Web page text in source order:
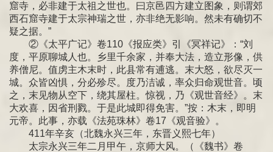
窟寺，必非建于太祖之世也。曰京邑四方建立图象，则谓郊
西石窟寺建于太宗神瑞之世，亦非绝无影响。然未有确切不
疑之据。”
②《太平广记》卷110《报应类》引《冥祥记》：“刘
度，平原聊城人也。乡里千余家，并奉大法，造立形像，供
养僧尼。值虏主木末时，此县常有逋逃。末大怒，欲尽灭一
城。众皆凶惧，分必殄尽。度乃洁诚，率众归命观世音。顷
之，末见物从空下，绕其屋柱。惊视，乃《观世音经》。末
大欢喜，因省刑戮。于是此城即得免害。”按：木末，即明
元帝。此事，亦载《法苑珠林》卷17《观音验》。
411年辛亥（北魏永兴三年，东晋义熙七年）
太宗永兴三年二月甲午，京师大风。（《魏书》卷